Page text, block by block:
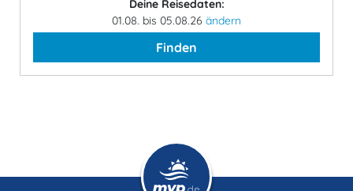
Deine Reisedaten:
01.08. bis 05.08.26 ändern
Finden